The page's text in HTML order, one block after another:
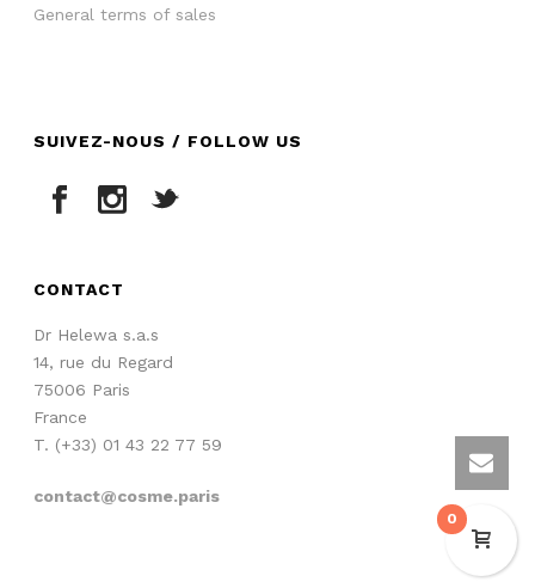
General terms of sales
SUIVEZ-NOUS / FOLLOW US
CONTACT
Dr Helewa s.a.s
14, rue du Regard
75006 Paris
France
T. (+33) 01 43 22 77 59
contact@cosme.paris
0